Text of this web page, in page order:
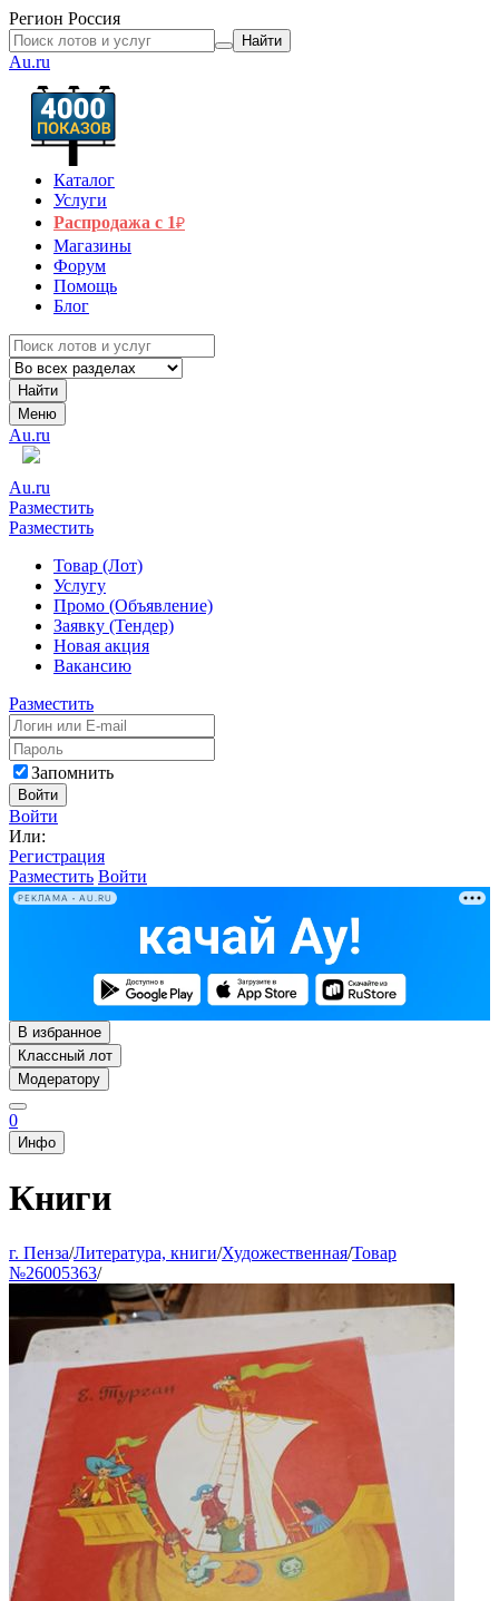
Регион Россия
Найти
Au.ru
Каталог
Услуги
Распродажа с 1₽
Магазины
Форум
Помощь
Блог
Найти
Меню
Au.ru
Au.ru
Разместить
Разместить
Товар (Лот)
Услугу
Промо (Объявление)
Заявку (Тендер)
Новая акция
Вакансию
Разместить
Запомнить
Войти
Войти
Или:
Регистрация
Разместить Войти
РЕКЛАМА • AU.RU
В избранное
Классный лот
Модератору
0
Инфо
Книги
г. Пенза/Литература, книги/Художественная/Товар
№26005363/